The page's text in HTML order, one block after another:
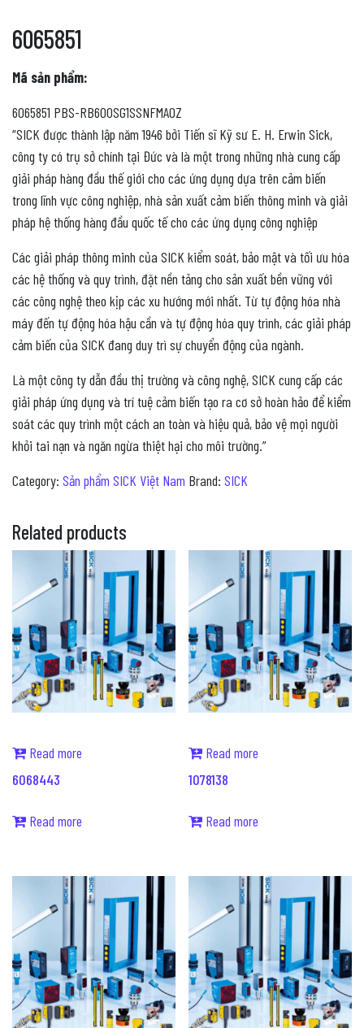
6065851
Mã sản phẩm:
6065851 PBS-RB600SG1SSNFMA0Z
“SICK được thành lập năm 1946 bởi Tiến sĩ Kỹ sư E. H. Erwin Sick,
công ty có trụ sở chính tại Đức và là một trong những nhà cung cấp
giải pháp hàng đầu thế giới cho các ứng dụng dựa trên cảm biến
trong lĩnh vực công nghiệp, nhà sản xuất cảm biến thông minh và giải
pháp hệ thống hàng đầu quốc tế cho các ứng dụng công nghiệp
Các giải pháp thông minh của SICK kiểm soát, bảo mật và tối ưu hóa
các hệ thống và quy trình, đặt nền tảng cho sản xuất bền vững với
các công nghệ theo kịp các xu hướng mới nhất. Từ tự động hóa nhà
máy đến tự động hóa hậu cần và tự động hóa quy trình, các giải pháp
cảm biến của SICK đang duy trì sự chuyển động của ngành.
Là một công ty dẫn đầu thị trường và công nghệ, SICK cung cấp các
giải pháp ứng dụng và trí tuệ cảm biến tạo ra cơ sở hoàn hảo để kiểm
soát các quy trình một cách an toàn và hiệu quả, bảo vệ mọi người
khỏi tai nạn và ngăn ngừa thiệt hại cho môi trường.”
Category: Sản phẩm SICK Việt Nam Brand: SICK
Related products
Read more
6068443
Read more
Read more
1078138
Read more